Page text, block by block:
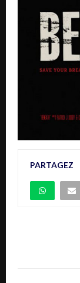
PARTAGEZ